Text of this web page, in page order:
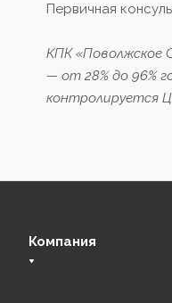
Первичная
КПК «Поволжское
— от 28% до 96%
контролируется
Компания